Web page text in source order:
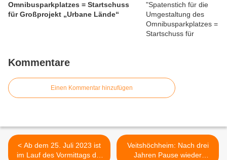
Omnibusparkplatzes = Startschuss
für Großprojekt „Urbane Lände“
Kommentare
Einen Kommentar hinzufügen
< Ab dem 25. Juli 2023 ist
im Lauf des Vormittags die
Veitshöchheim: Nach drei
Jahren Pause wieder